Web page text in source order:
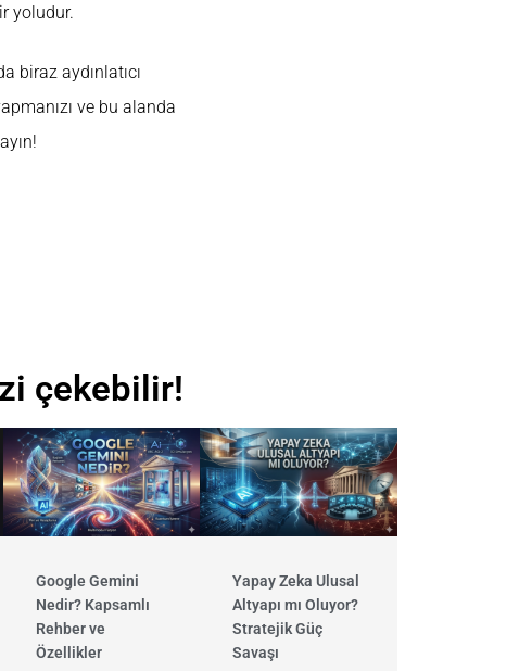
yoludur.
biraz aydınlatıcı
ve bu alanda
çekebilir!
Google Gemini
Nedir? Kapsamlı
Rehber ve
Özellikler
Yapay Zeka Ulusal
Altyapı mı Oluyor?
Stratejik Güç
Savaşı